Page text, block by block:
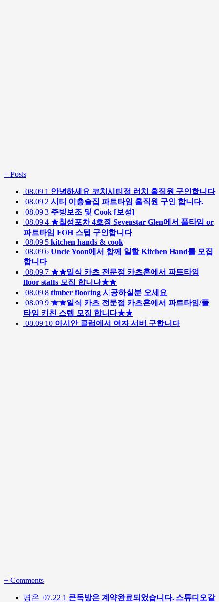
+ Posts
08.09 1 안녕하세요 코치시티점 런치 홀직원 구인합니다
08.09 2 시티 이층술집 파트타임 홀직원 구인 합니다.
08.09 3 주방보조 및 Cook [보성]
08.09 4 ★칠성포차 4호점 Sevenstar Glen에서 풀타임 or
파트타임 FOH 스텝 구인합니다
08.09 5 kitchen hands & cook
08.09 6 Uncle Yoon에서 함께 일할 Kitchen Hand를 모집
합니다
08.09 7 ★★일식 카츠 전문점 카츠혼에서 파트타임
floor staffs 모집 합니다★★
08.09 8 timber flooring 시공하실분 오세요
08.09 9 ★★일식 카츠 전문점 카츠혼에서 파트타임/풀
타임 키친 스텝 모집 합니다★★
08.09 10 아시안 클럽에서 여자 서버 구합니다
+ Comments
평온 07.22 1 큰독방은 계약완료되었습니다. 스튜디오같